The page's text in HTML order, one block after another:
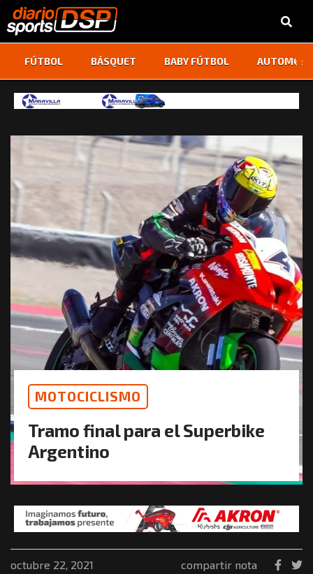
FÚTBOL BÁSQUET BABY FÚTBOL ‹ ›
MOTOCICLISMO
Tramo final para el Superbike
Argentino
octubre 22, 2021 compartir nota